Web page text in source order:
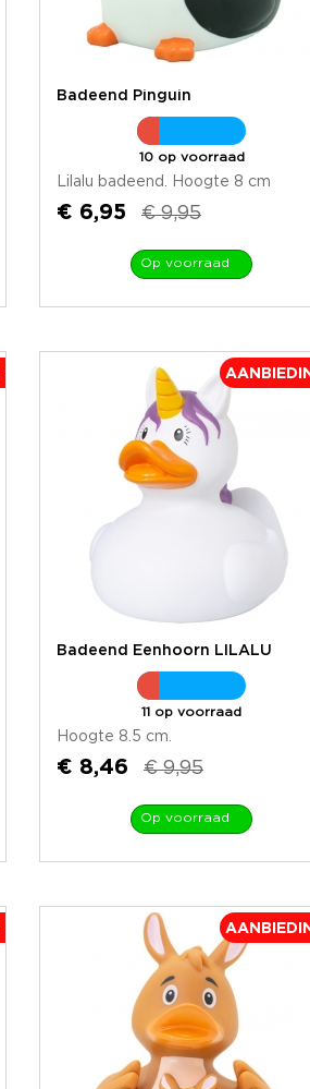
Badeend Pinguin
10 op voorraad
Lilalu badeend. Hoogte 8 cm
€ 6,95 € 9,95
Op voorraad
Badeend Eenhoorn LILALU
11 op voorraad
Hoogte 8.5 cm.
€ 8,46 € 9,95
Op voorraad